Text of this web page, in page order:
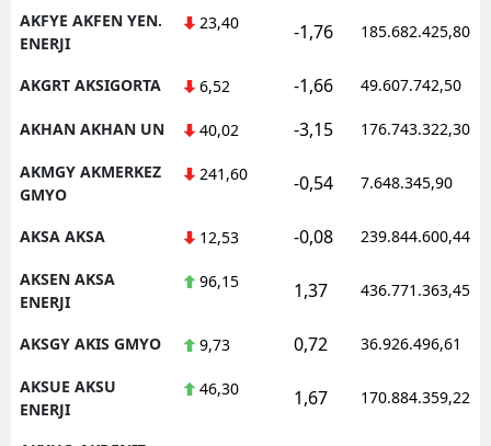
Muş
Nevşehir
Niğde
Sinop
AKFYE AKFEN YEN.
ENERJI
23,40 -1,76 185.682.425,80
AKGRT AKSIGORTA 6,52 -1,66 49.607.742,50
AKHAN AKHAN UN 40,02 -3,15 176.743.322,30
AKMGY AKMERKEZ
GMYO
241,60 -0,54 7.648.345,90
AKSA AKSA 12,53 -0,08 239.844.600,44
AKSEN AKSA
ENERJI
96,15 1,37 436.771.363,45
AKSGY AKIS GMYO 9,73 0,72 36.926.496,61
AKSUE AKSU
ENERJI
46,30 1,67 170.884.359,22